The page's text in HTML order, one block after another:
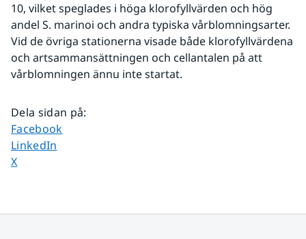
10, vilket speglades i höga klorofyllvärden och hög
andel S. marinoi och andra typiska vårblomningsarter.
Vid de övriga stationerna visade både klorofyllvärdena
och artsammansättningen och cellantalen på att
vårblomningen ännu inte startat.
Dela sidan på:
Dela sidan på
Facebook
Dela sidan på
LinkedIn
Dela sidan på
X